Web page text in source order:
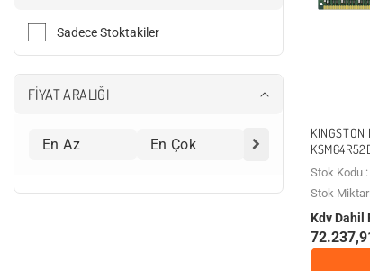
Sadece Stoktakiler
FİYAT ARALIĞI
Stok Kodu
Stok
Kdv Dahil